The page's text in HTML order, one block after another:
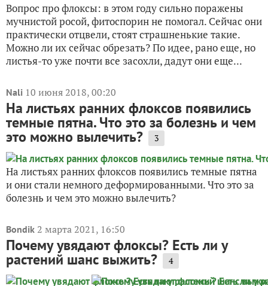
Вопрос про флоксы: в этом году сильно поражены
мучнистой росой, фитоспорин не помогал. Сейчас они
практически отцвели, стоят страшненькие такие.
Можно ли их сейчас обрезать? По идее, рано еще, но
листья-то уже почти все засохли, дадут они еще...
Nali 10 июня 2018, 00:20
На листьях ранних флоксов появились
темные пятна. Что это за болезнь и чем
это можно вылечить? 3
На листьях ранних флоксов появились темные пятна
и они стали немного деформированными. Что это за
болезнь и чем это можно вылечить?
Bondik 2 марта 2021, 16:50
Почему увядают флоксы? Есть ли у
растений шанс выжить? 4